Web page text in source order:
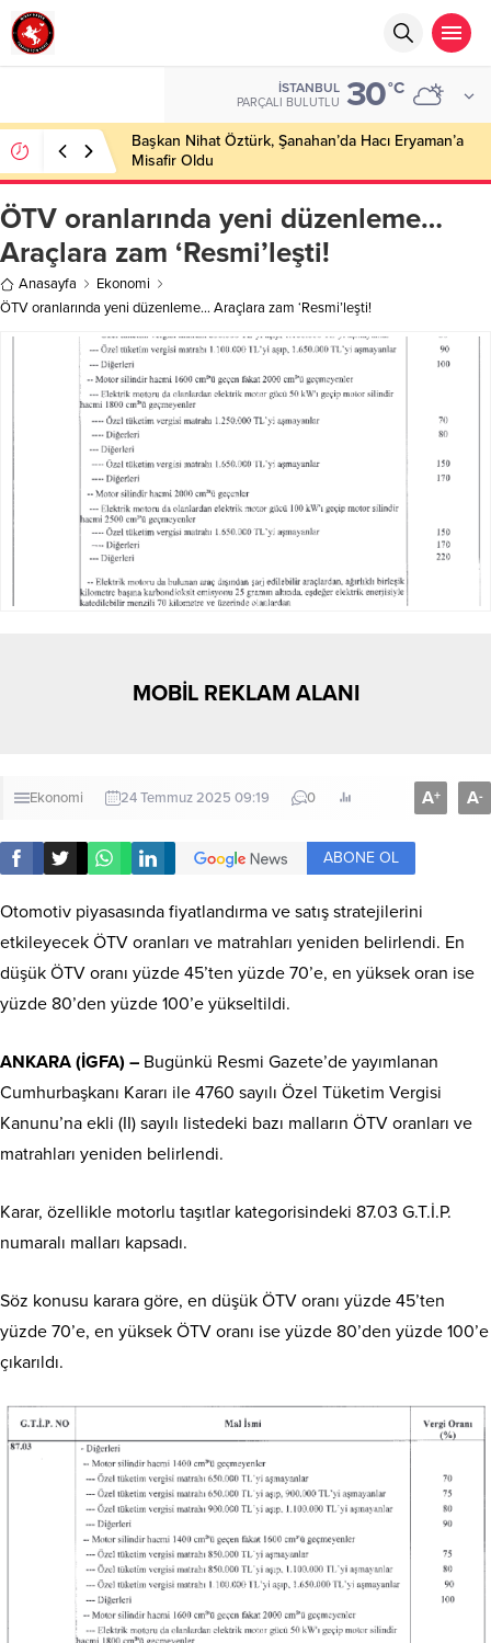
İSTANBUL
PARÇALI BULUTLU 30°C
Başkan Nihat Öztürk, Şanahan’da Hacı Eryaman’a
Misafir Oldu
ÖTV oranlarında yeni düzenleme…
Araçlara zam ‘Resmi’leşti!
Anasayfa
Ekonomi
ÖTV oranlarında yeni düzenleme… Araçlara zam ‘Resmi’leşti!
MOBİL REKLAM ALANI
Ekonomi 24 Temmuz 2025 09:19 0 A+ A-
ABONE OL
Otomotiv piyasasında fiyatlandırma ve satış stratejilerini
etkileyecek ÖTV oranları ve matrahları yeniden belirlendi. En
düşük ÖTV oranı yüzde 45’ten yüzde 70’e, en yüksek oran ise
yüzde 80’den yüzde 100’e yükseltildi.
ANKARA (İGFA) – Bugünkü Resmi Gazete’de yayımlanan
Cumhurbaşkanı Kararı ile 4760 sayılı Özel Tüketim Vergisi
Kanunu’na ekli (II) sayılı listedeki bazı malların ÖTV oranları ve
matrahları yeniden belirlendi.
Karar, özellikle motorlu taşıtlar kategorisindeki 87.03 G.T.İ.P.
numaralı malları kapsadı.
Söz konusu karara göre, en düşük ÖTV oranı yüzde 45’ten
yüzde 70’e, en yüksek ÖTV oranı ise yüzde 80’den yüzde 100’e
çıkarıldı.